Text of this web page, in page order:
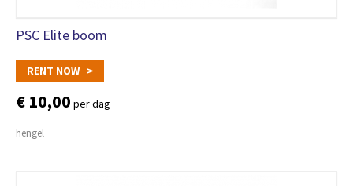
PSC Elite boom
RENT NOW >
€ 10,00 per dag
hengel